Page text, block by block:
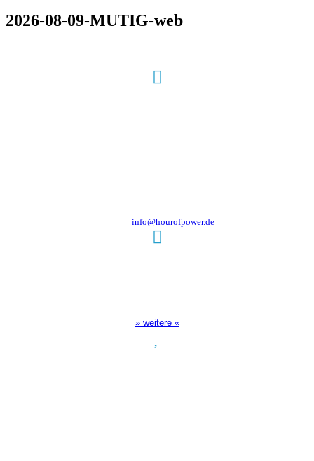
2026-08-09-MUTIG-web
info@hourofpower.de
» weitere «